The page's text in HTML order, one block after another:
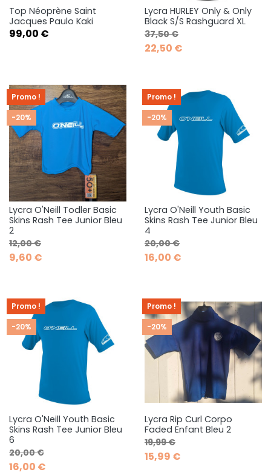
Top Néoprène Saint
Jacques Paulo Kaki
Prix
99,00 €
Lycra HURLEY Only & Only
Black S/S Rashguard XL
Prix de base
37,50 €Prix
22,50 €
Lycra O'Neill Todler Basic
Skins Rash Tee Junior Bleu
2
Prix de base
12,00 €Prix
9,60 €
Promo !
-20%
Lycra O'Neill Youth Basic
Skins Rash Tee Junior Bleu
4
Prix de base
20,00 €Prix
16,00 €
Promo !
-20%
Lycra O'Neill Youth Basic
Skins Rash Tee Junior Bleu
6
Prix de base
20,00 €Prix
16,00 €
Promo !
-20%
Lycra Rip Curl Corpo
Faded Enfant Bleu 2
Prix de base
19,99 €Prix
15,99 €
Promo !
-20%